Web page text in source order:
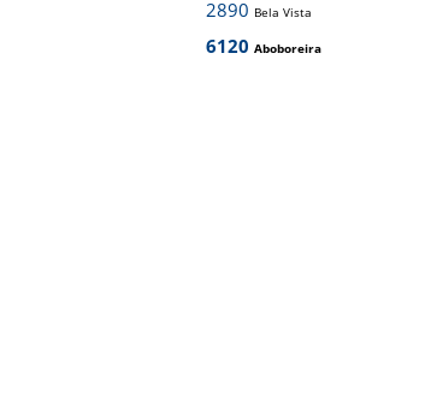
2890 Bela Vista
6120 Aboboreira